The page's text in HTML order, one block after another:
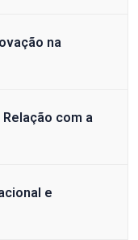
na
com a
e